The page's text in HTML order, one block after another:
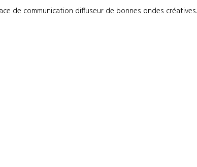
de communication diffuseur de bonnes ondes créatives.